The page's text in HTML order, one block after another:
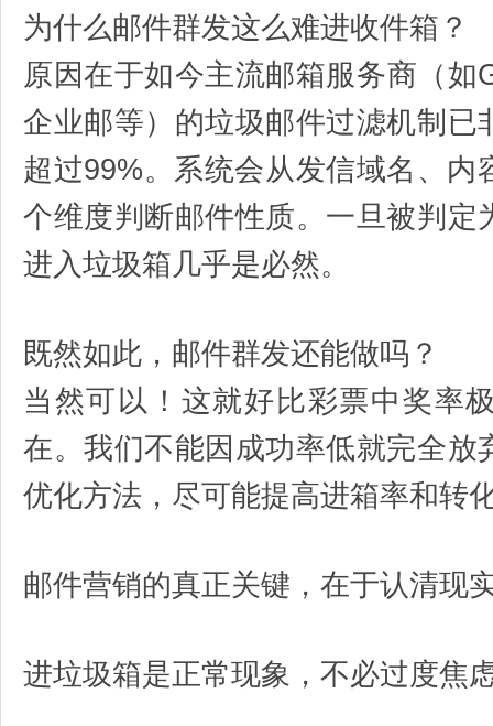
为什么邮件群发这么难进收件箱？
原因在于如今主流邮箱服务商（如
企业邮等）的垃圾邮件过滤机制已
超过99%。系统会从发信域名、内
个维度判断邮件性质。一旦被判定
进入垃圾箱几乎是必然。
既然如此，邮件群发还能做吗？
当然可以！这就好比彩票中奖率
在。我们不能因成功率低就完全放
优化方法，尽可能提高进箱率和转
邮件营销的真正关键，在于认清现
进垃圾箱是正常现象，不必过度焦